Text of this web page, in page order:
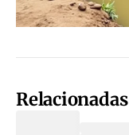
Relacionadas